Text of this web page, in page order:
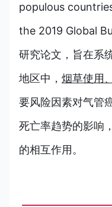
populous
the 2019 Global
研究论文，旨在系
地区中， 烟草使用
要风险因素对气管
死亡率趋势的影响
的相互作用。